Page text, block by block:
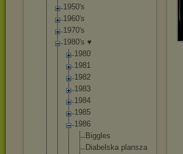
1950's
1960's
1970's
1980's ♥
1980
1981
1982
1983
1984
1985
1986
Biggles
Diabelska plansza